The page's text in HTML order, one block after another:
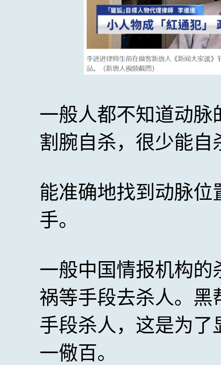
一般人都不知道动
割腕自杀，很少能自
能准确地找到动脉
手。
一般中国情报机构
祸等手段去杀人。
手段杀人，这是为
一儆百。